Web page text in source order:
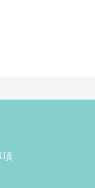
項